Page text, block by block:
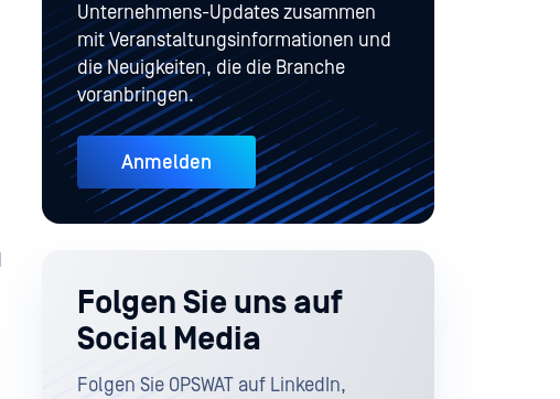
Unternehmens-Updates zusammen
mit Veranstaltungsinformationen und
die Neuigkeiten, die die Branche
voranbringen.
Anmelden
Folgen Sie uns auf
Social Media
Folgen Sie OPSWAT auf LinkedIn,